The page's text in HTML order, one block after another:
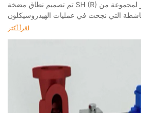
تم تصميم نطاق مضخة SH (R) الثقيل لأداء الضخ المستمر لمجموعة من
التي نجحت في عمليات الهيدروسيكلون
اقرأ أكثر